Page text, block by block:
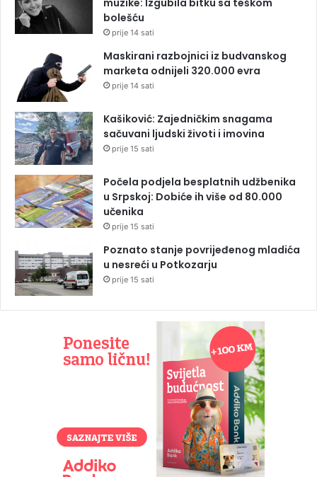
bolešću
prije 14 sati
Maskirani razbojnici iz budvanskog
marketa odnijeli 320.000 evra
prije 14 sati
Kašiković: Zajedničkim snagama
sačuvani ljudski životi i imovina
prije 15 sati
Počela podjela besplatnih udžbenika
u Srpskoj: Dobiće ih više od 80.000
učenika
prije 15 sati
Poznato stanje povrijeđenog mladića
u nesreći u Potkozarju
prije 15 sati